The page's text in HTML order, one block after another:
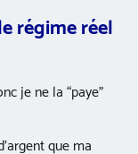
régime réel
je ne la “paye”
que ma